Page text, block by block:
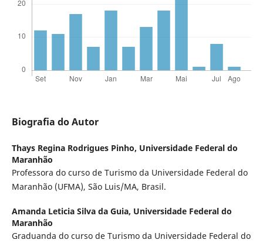
Biografia do Autor
Thays Regina Rodrigues Pinho, Universidade Federal do
Maranhão
Professora do curso de Turismo da Universidade Federal do
Maranhão (UFMA), São Luis/MA, Brasil.
Amanda Leticia Silva da Guia, Universidade Federal do
Maranhão
Graduanda do curso de Turismo da Universidade Federal do